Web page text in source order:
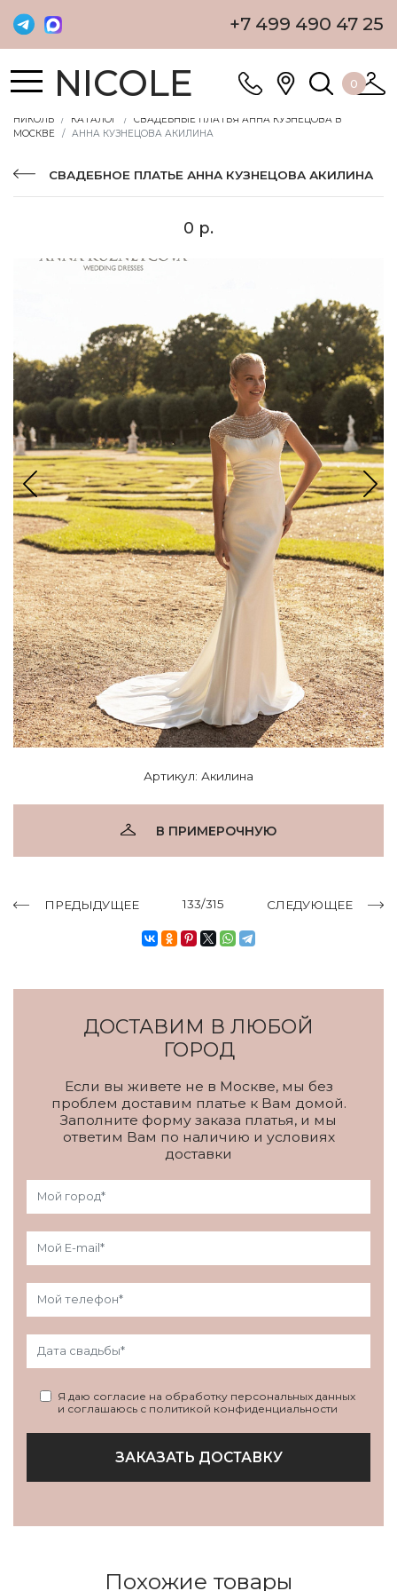
+7 499 490 47 25
NICOLE 0
НИКОЛЬ КАТАЛОГ
СВАДЕБНЫЕ ПЛАТЬЯ АННА КУЗНЕЦОВА В
МОСКВЕ
АННА КУЗНЕЦОВА АКИЛИНА
СВАДЕБНОЕ ПЛАТЬЕ АННА КУЗНЕЦОВА АКИЛИНА
0 р.
Артикул: Акилина
В ПРИМЕРОЧНУЮ
ПРЕДЫДУЩЕЕ 133/315 СЛЕДУЮЩЕЕ
ДОСТАВИМ В ЛЮБОЙ
ГОРОД
Если вы живете не в Москве, мы без
проблем доставим платье к Вам домой.
Заполните форму заказа платья, и мы
ответим Вам по наличию и условиях
доставки
Я даю согласие на обработку персональных данных
и соглашаюсь с политикой конфиденциальности
ЗАКАЗАТЬ ДОСТАВКУ
Похожие товары